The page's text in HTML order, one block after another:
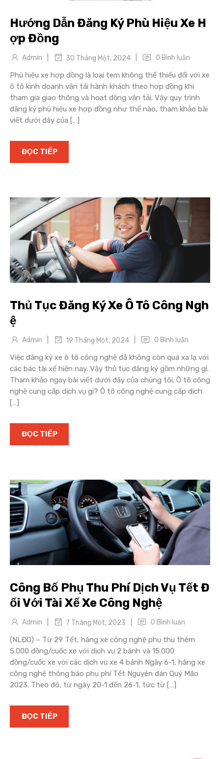
Hướng Dẫn Đăng Ký Phù Hiệu Xe H
ợp Đồng
Admin 30 Tháng Một, 2024 0 Bình luận
Phù hiệu xe hợp đồng là loại tem không thể thiếu đối với xe
ô tô kinh doanh vận tải hành khách theo hợp đồng khi
tham gia giao thông và hoạt động vận tải. Vậy quy trình
đăng ký phù hiệu xe hợp đồng như thế nào, tham khảo bài
viết dưới đây của […]
ĐỌC TIẾP
Thủ Tục Đăng Ký Xe Ô Tô Công Ngh
ệ
Admin 19 Tháng Một, 2024 0 Bình luận
Việc đăng ký xe ô tô công nghệ đã không còn quá xa lạ với
các bác tài xế hiện nay. Vậy thủ tục đăng ký gồm những gì.
Tham khảo ngay bài viết dưới đây của chúng tôi. Ô tô công
nghệ cung cấp dịch vụ gì? Ô tô công nghệ cung cấp dịch
[…]
ĐỌC TIẾP
Công Bố Phụ Thu Phí Dịch Vụ Tết Đ
ối Với Tài Xế Xe Công Nghệ
Admin 7 Tháng Một, 2023 0 Bình luận
(NLĐO) – Từ 29 Tết, hãng xe công nghệ phụ thu thêm
5.000 đồng/cuốc xe với dịch vụ 2 bánh và 15.000
đồng/cuốc xe với các dịch vụ xe 4 bánh Ngày 6-1, hãng xe
công nghệ thông báo phụ phí Tết Nguyên đán Quý Mão
2023. Theo đó, từ ngày 20-1 đến 26-1, tức từ […]
ĐỌC TIẾP